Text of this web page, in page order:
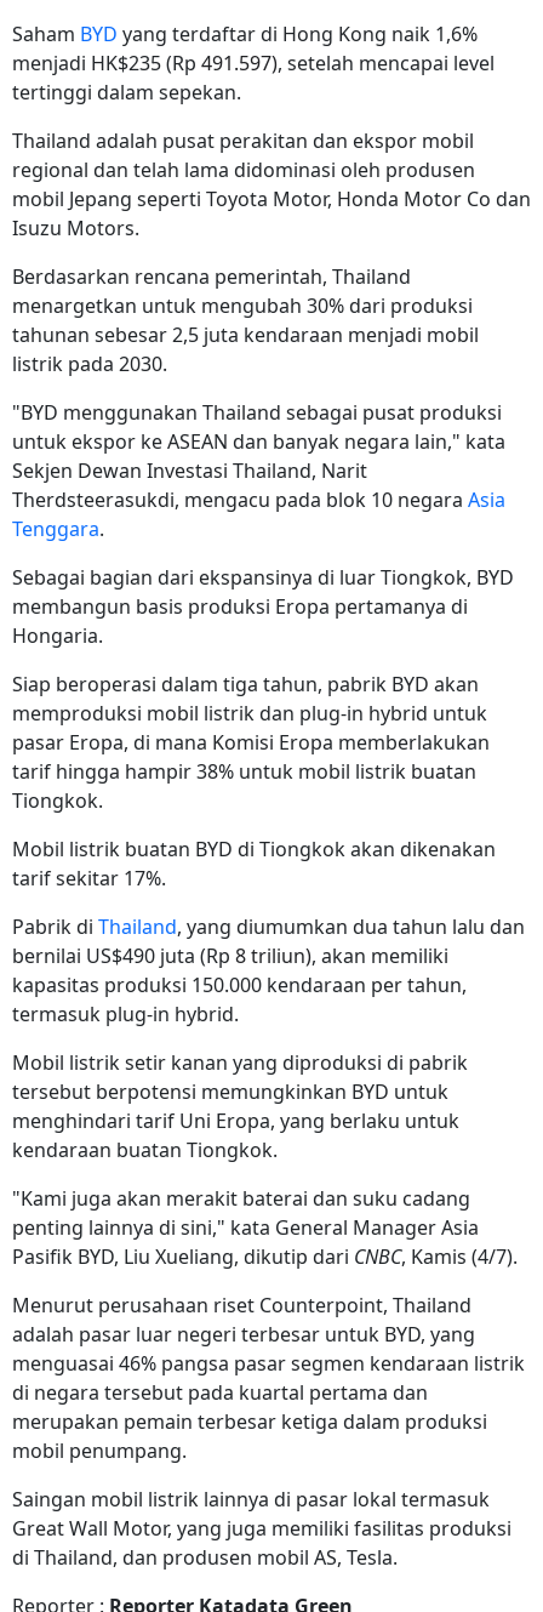
Saham BYD yang terdaftar di Hong Kong naik 1,6%
menjadi HK$235 (Rp 491.597), setelah mencapai level
tertinggi dalam sepekan.
Thailand adalah pusat perakitan dan ekspor mobil
regional dan telah lama didominasi oleh produsen
mobil Jepang seperti Toyota Motor, Honda Motor Co dan
Isuzu Motors.
Berdasarkan rencana pemerintah, Thailand
menargetkan untuk mengubah 30% dari produksi
tahunan sebesar 2,5 juta kendaraan menjadi mobil
listrik pada 2030.
"BYD menggunakan Thailand sebagai pusat produksi
untuk ekspor ke ASEAN dan banyak negara lain," kata
Sekjen Dewan Investasi Thailand, Narit
Therdsteerasukdi, mengacu pada blok 10 negara Asia
Tenggara.
Sebagai bagian dari ekspansinya di luar Tiongkok, BYD
membangun basis produksi Eropa pertamanya di
Hongaria.
Siap beroperasi dalam tiga tahun, pabrik BYD akan
memproduksi mobil listrik dan plug-in hybrid untuk
pasar Eropa, di mana Komisi Eropa memberlakukan
tarif hingga hampir 38% untuk mobil listrik buatan
Tiongkok.
Mobil listrik buatan BYD di Tiongkok akan dikenakan
tarif sekitar 17%.
Pabrik di Thailand, yang diumumkan dua tahun lalu dan
bernilai US$490 juta (Rp 8 triliun), akan memiliki
kapasitas produksi 150.000 kendaraan per tahun,
termasuk plug-in hybrid.
Mobil listrik setir kanan yang diproduksi di pabrik
tersebut berpotensi memungkinkan BYD untuk
menghindari tarif Uni Eropa, yang berlaku untuk
kendaraan buatan Tiongkok.
"Kami juga akan merakit baterai dan suku cadang
penting lainnya di sini," kata General Manager Asia
Pasifik BYD, Liu Xueliang, dikutip dari CNBC, Kamis (4/7).
Menurut perusahaan riset Counterpoint, Thailand
adalah pasar luar negeri terbesar untuk BYD, yang
menguasai 46% pangsa pasar segmen kendaraan listrik
di negara tersebut pada kuartal pertama dan
merupakan pemain terbesar ketiga dalam produksi
mobil penumpang.
Saingan mobil listrik lainnya di pasar lokal termasuk
Great Wall Motor, yang juga memiliki fasilitas produksi
di Thailand, dan produsen mobil AS, Tesla.
Reporter : Reporter Katadata Green